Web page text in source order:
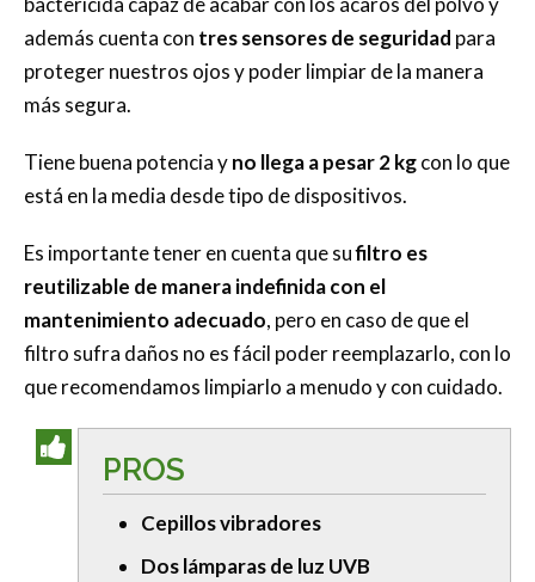
además cuenta con tres sensores de seguridad para
proteger nuestros ojos y poder limpiar de la manera
más segura.
Tiene buena potencia yno llega a pesar 2 kgcon lo que
está en la media desde tipo de dispositivos.
Es importante tener en cuenta que sufiltro es
reutilizable de manera indefinida con el
mantenimiento adecuado, pero en caso de que el
filtro sufra daños no es fácil poder reemplazarlo, con lo
que recomendamos limpiarlo a menudo y con cuidado.
PROS
Cepillos vibradores
Dos lámparas de luz UVB